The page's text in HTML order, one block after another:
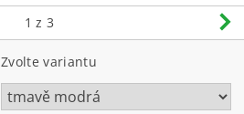
1 z 3
Zvolte variantu